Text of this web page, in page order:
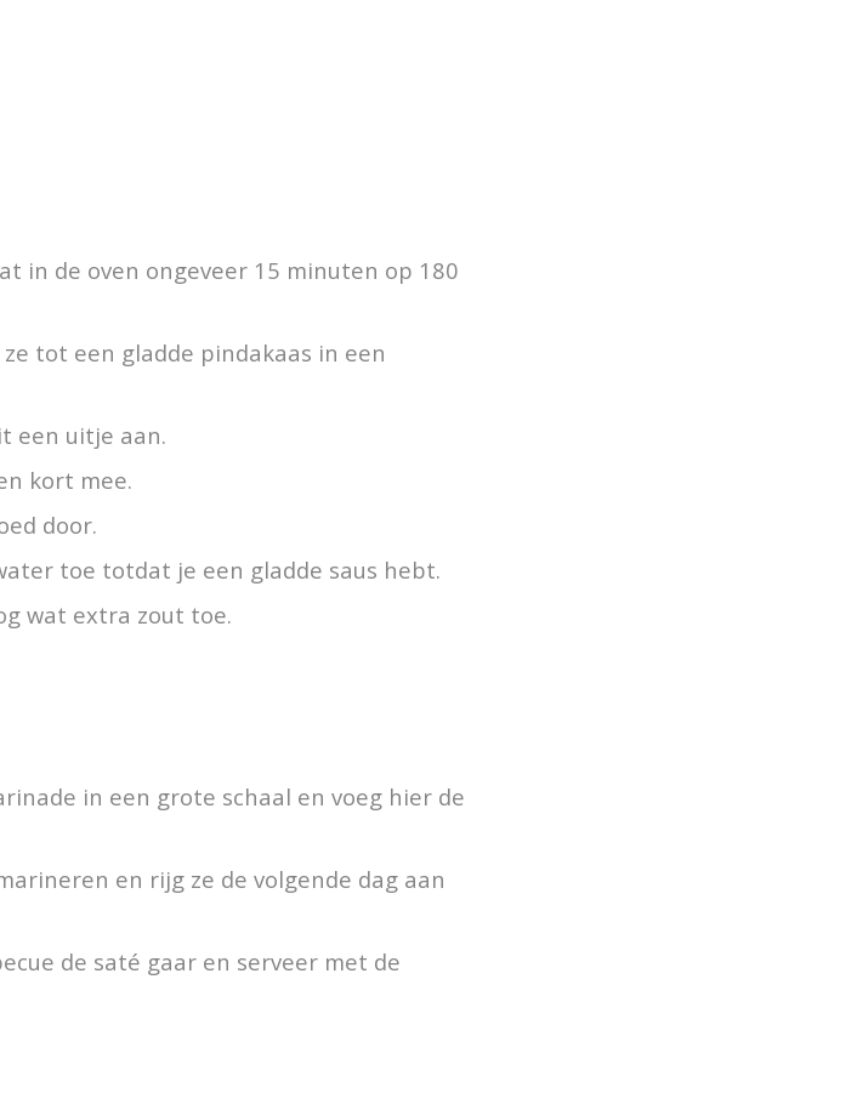
in de oven ongeveer 15 minuten op 180
tot een gladde pindakaas in een
een uitje aan.
kort mee.
door.
toe totdat je een gladde saus hebt.
wat extra zout toe.
in een grote schaal en voeg hier de
en rijg ze de volgende dag aan
de saté gaar en serveer met de